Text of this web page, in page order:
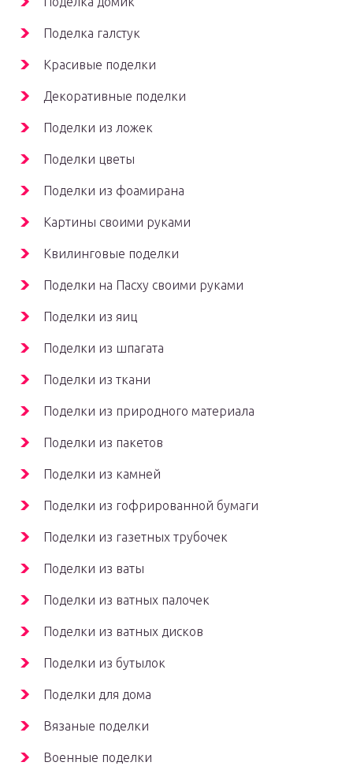
Поделка галстук
Красивые поделки
Декоративные поделки
Поделки из ложек
Поделки цветы
Поделки из фоамирана
Картины своими руками
Квилинговые поделки
Поделки на Пасху своими руками
Поделки из яиц
Поделки из шпагата
Поделки из ткани
Поделки из природного материала
Поделки из пакетов
Поделки из камней
Поделки из гофрированной бумаги
Поделки из газетных трубочек
Поделки из ваты
Поделки из ватных палочек
Поделки из ватных дисков
Поделки из бутылок
Поделки для дома
Вязаные поделки
Военные поделки